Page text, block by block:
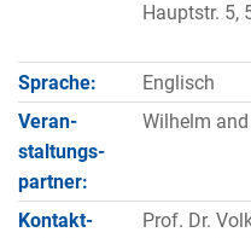
Hauptstr. 5,
Sprache:
Englisch
Veran­
staltungs­
partner:
Wilhelm
Kontakt­
Prof. Dr.